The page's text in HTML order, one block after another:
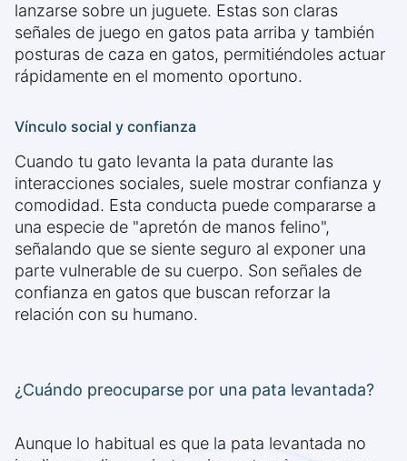
lanzarse sobre un juguete. Estas son claras
señales de juego en gatos pata arriba y también
posturas de caza en gatos, permitiéndoles actuar
rápidamente en el momento oportuno.
Vínculo social y confianza
Cuando tu gato levanta la pata durante las
interacciones sociales, suele mostrar confianza y
comodidad. Esta conducta puede compararse a
una especie de "apretón de manos felino",
señalando que se siente seguro al exponer una
parte vulnerable de su cuerpo. Son señales de
confianza en gatos que buscan reforzar la
relación con su humano.
¿Cuándo preocuparse por una pata levantada?
Aunque lo habitual es que la pata levantada no